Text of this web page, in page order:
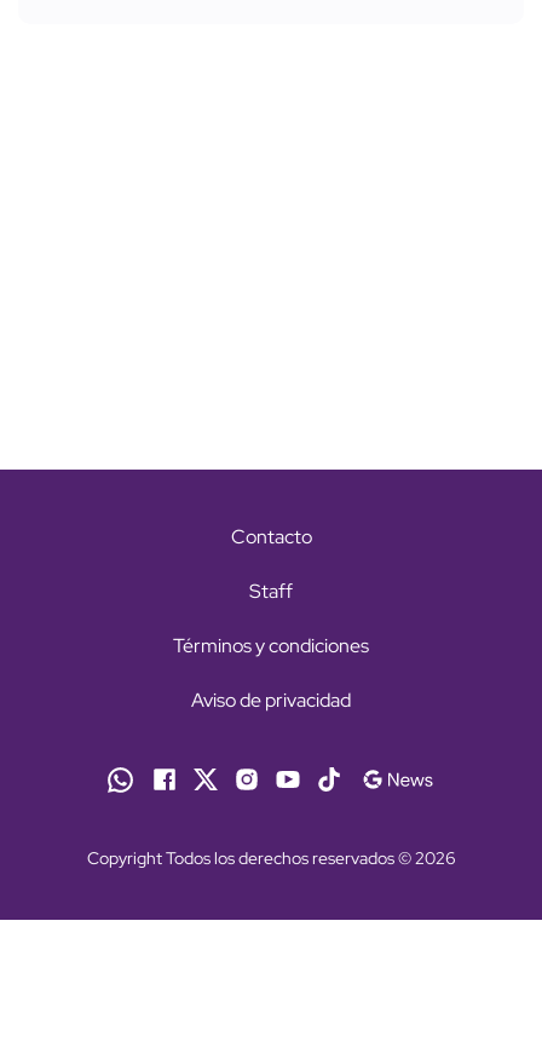
Contacto
Staff
Términos y condiciones
Aviso de privacidad
Copyright Todos los derechos reservados © 2026